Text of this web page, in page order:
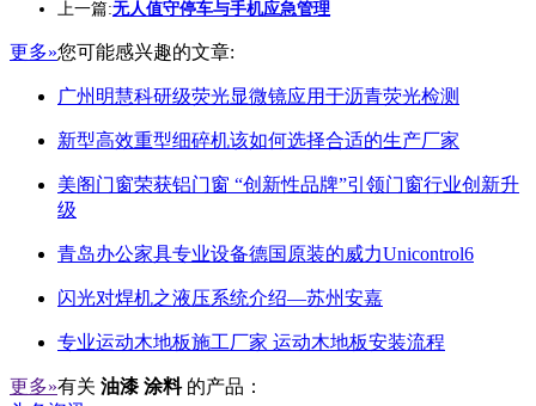
上一篇:无人值守停车与手机应急管理
更多»您可能感兴趣的文章:
广州明慧科研级荧光显微镜应用于沥青荧光检测
新型高效重型细碎机该如何选择合适的生产厂家
美阁门窗荣获铝门窗 “创新性品牌”引领门窗行业创新升
级
青岛办公家具专业设备德国原装的威力Unicontrol6
闪光对焊机之液压系统介绍—苏州安嘉
专业运动木地板施工厂家 运动木地板安装流程
更多»有关 油漆 涂料 的产品：